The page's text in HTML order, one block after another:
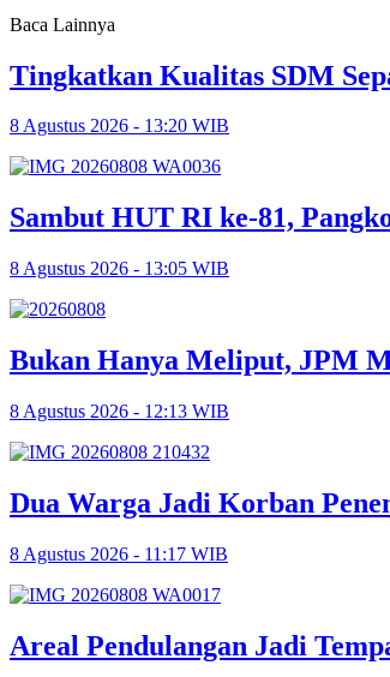
Baca Lainnya
Tingkatkan Kualitas SDM
8 Agustus 2026 - 13:20 WIB
Sambut HUT RI ke-81,
8 Agustus 2026 - 13:05 WIB
Bukan Hanya Meliput, JPM
8 Agustus 2026 - 12:13 WIB
Dua Warga Jadi Korban
8 Agustus 2026 - 11:17 WIB
Areal Pendulangan Jadi